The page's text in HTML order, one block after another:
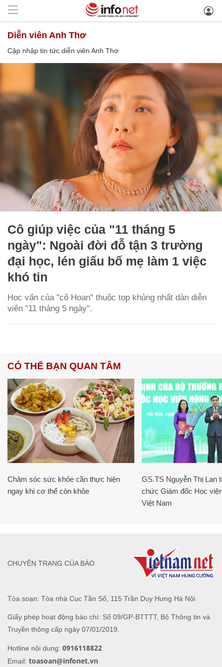
diễn viên Anh Thơ
Cập nhập tin tức diễn viên Anh Thơ
Cô giúp việc của "11 tháng 5
ngày": Ngoài đời đỗ tận 3 trường
đại học, lén giấu bố mẹ làm 1 việc
khó tin
Học vấn của "cô Hoan" thuộc top khủng nhất dàn diễn
viên "11 tháng 5 ngày".
CÓ THỂ BẠN QUAN TÂM
Chăm sóc sức khỏe cần thực hiện
ngay khi cơ thể còn khỏe
GS.TS Nguyễn Thị Lan
chức Giám đốc Học
Việt Nam
Tòa soạn: Tòa nhà Cục Tần Số, 115 Trần Duy Hưng Hà Nội
Giấy phép hoạt động báo chí: Số 09/GP-BTTTT, Bộ Thông tin và
Truyền thông cấp ngày 07/01/2019.
Hotline nội dung: 0916118822
Email: toasoan@infonet.vn
CHUYÊN TRANG CỦA BÁO